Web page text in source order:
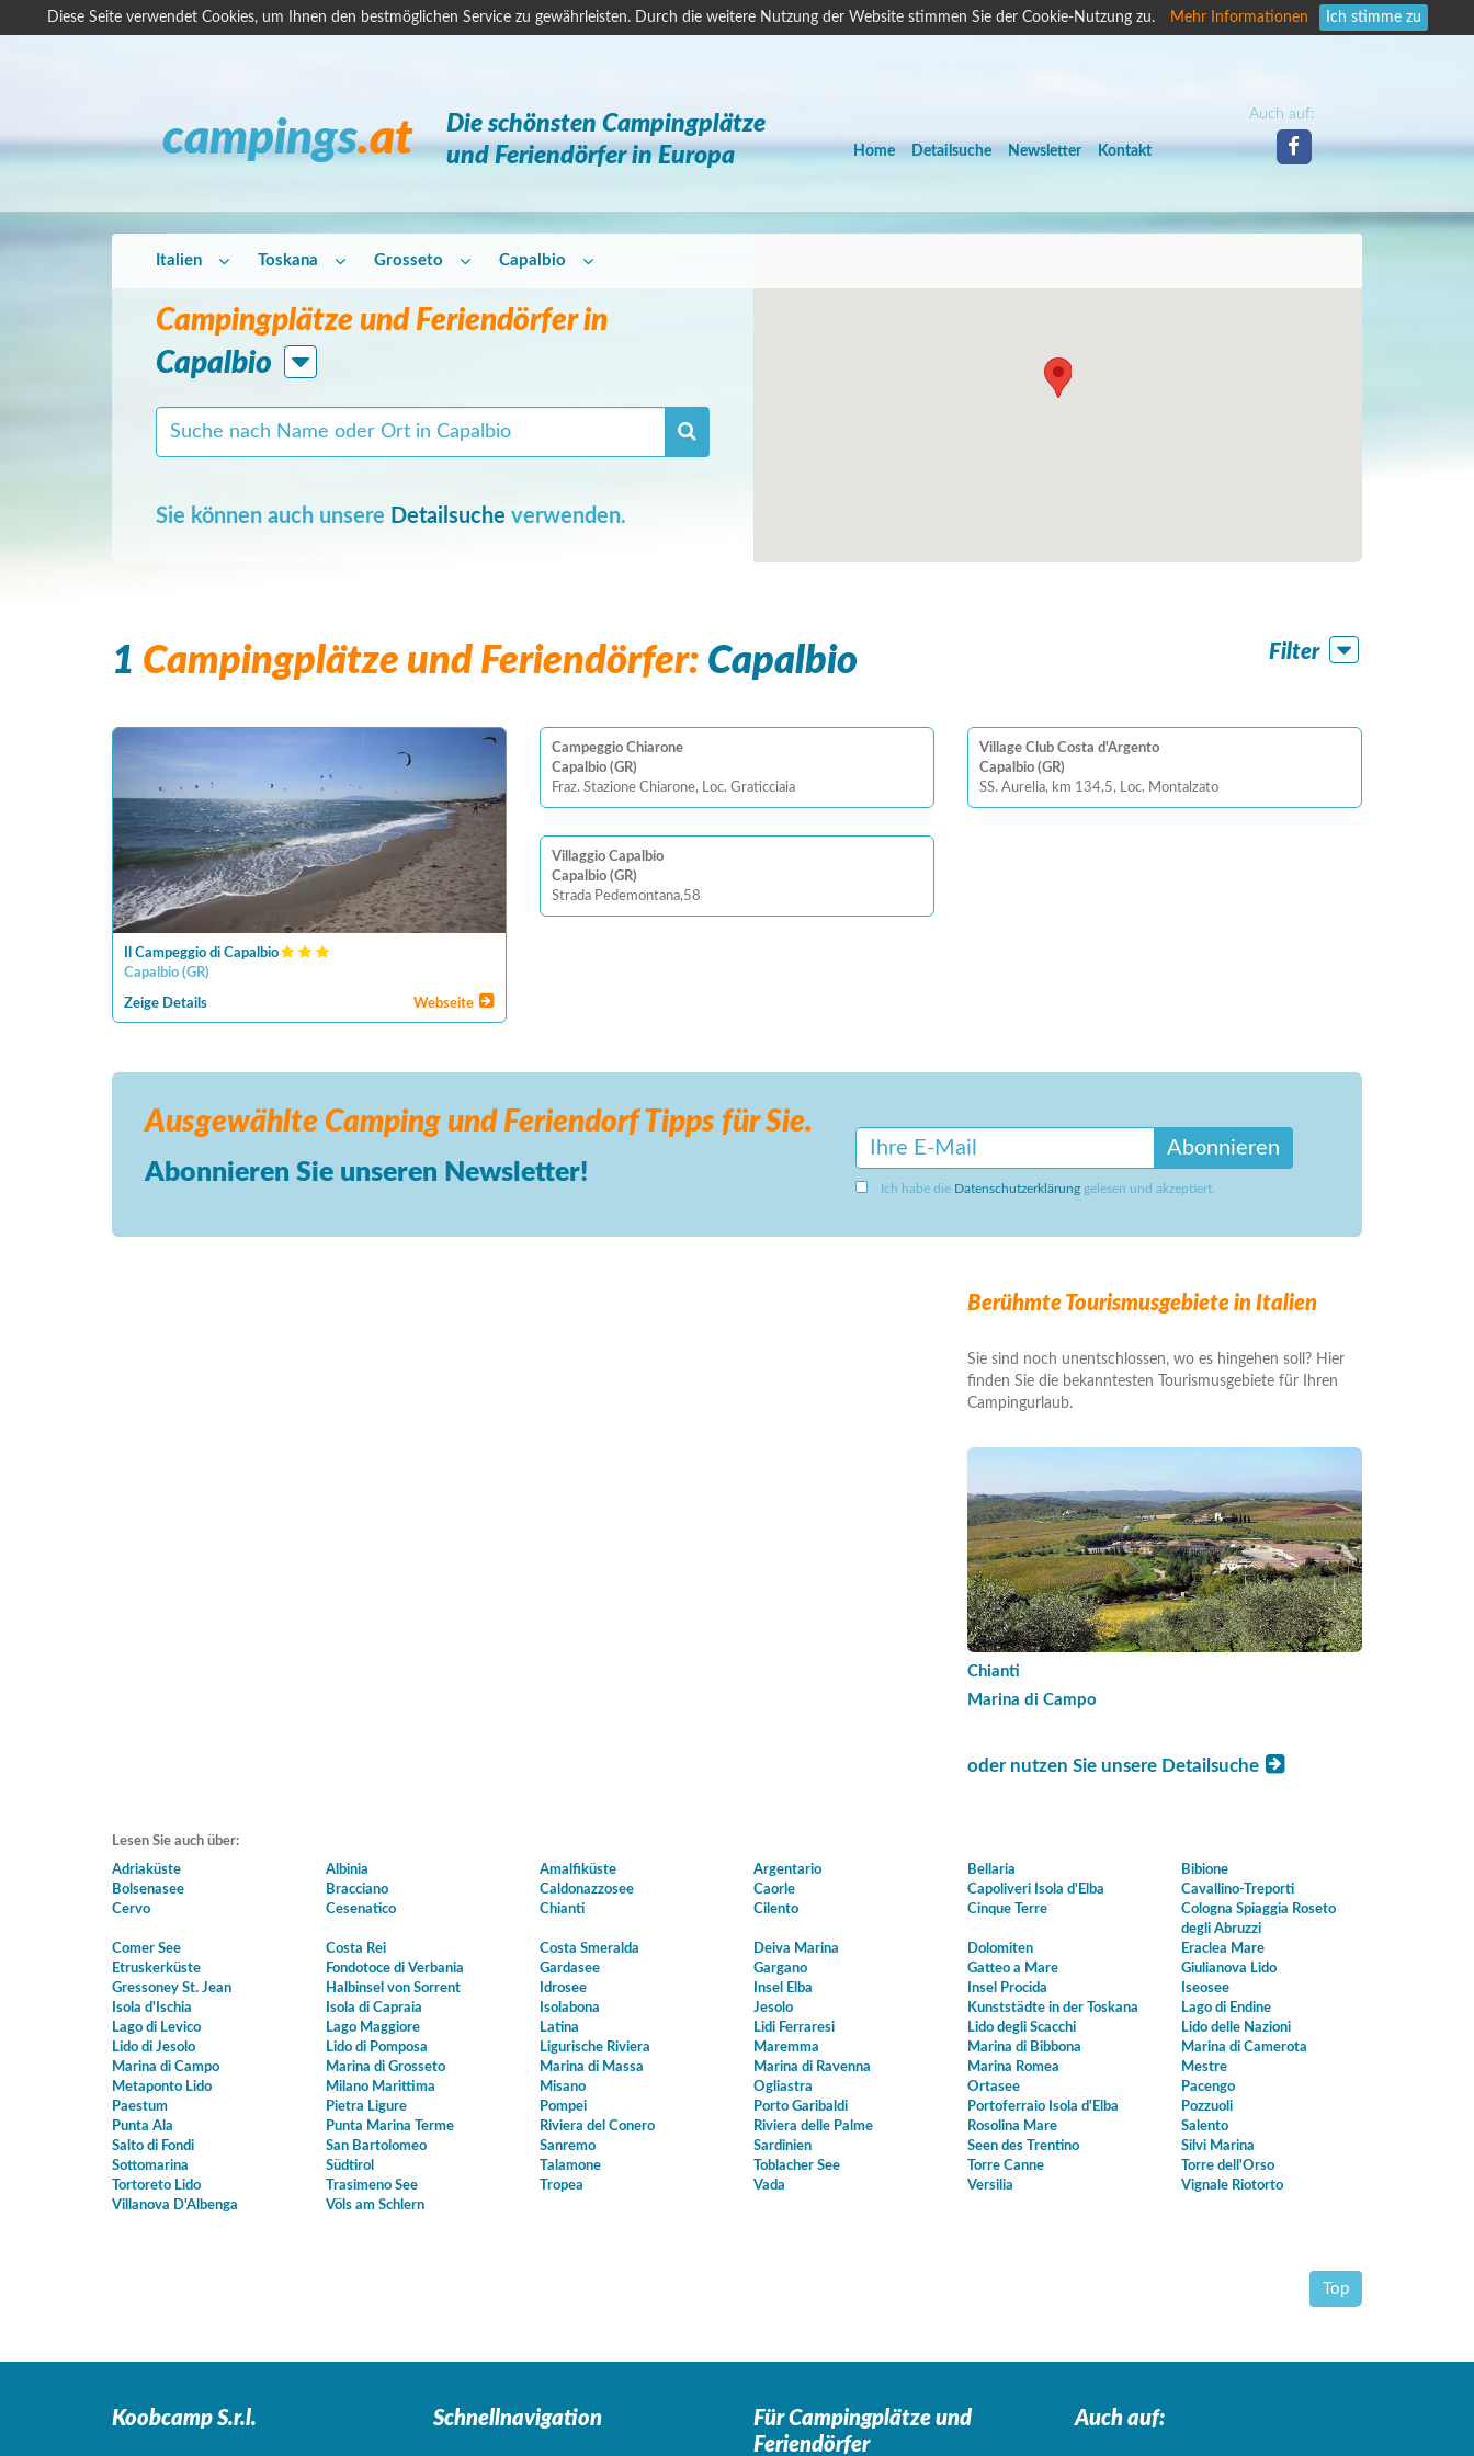
Diese Seite verwendet Cookies, um Ihnen den bestmöglichen Service zu gewährleisten. Durch die weitere Nutzung der Website stimmen Sie der Cookie-Nutzung zu. Mehr Informationen Ich stimme zu
campings.at
Die schönsten Campingplätze
und Feriendörfer in Europa
Home Detailsuche Newsletter Kontakt
Auch auf:
Campingplätze und Feriendörfer in
Capalbio
Sie können auch unsere Detailsuche verwenden.
Italien Toskana Grosseto Capalbio
1 Campingplätze und Feriendörfer: Capalbio Filter
Il Campeggio di Capalbio
Capalbio (GR)
Zeige Details Webseite
Campeggio Chiarone
Capalbio (GR)
Fraz. Stazione Chiarone, Loc. Graticciaia
Village Club Costa d'Argento
Capalbio (GR)
SS. Aurelia, km 134,5, Loc. Montalzato
Villaggio Capalbio
Capalbio (GR)
Strada Pedemontana,58
Ausgewählte Camping und FeriendorfTipps für Sie.
Abonnieren Sie unseren Newsletter!
Abonnieren
Ich habe die Datenschutzerklärunggelesen und akzeptiert.
Berühmte Tourismusgebiete in Italien
Sie sind noch unentschlossen, wo es hingehen soll? Hier
finden Sie die bekanntesten Tourismusgebiete für Ihren
Campingurlaub.
Chianti
Marina di Campo
oder nutzen Sie unsere Detailsuche
Lesen Sie auch über:
Adriaküste
Albinia Amalfiküste Argentario Bellaria
Bibione
Bolsenasee
Bracciano Caldonazzosee Caorle Capoliveri Isola d'Elba
Cavallino-Treporti
Cervo
Cesenatico Chianti Cilento Cinque Terre
Cologna Spiaggia Roseto
degli Abruzzi
Comer See
Costa Rei Costa Smeralda Deiva Marina Dolomiten
Eraclea Mare
Etruskerküste
Fondotoce di Verbania Gardasee Gargano Gatteo a Mare
Giulianova Lido
Gressoney St. Jean
Halbinsel von Sorrent Idrosee Insel Elba Insel Procida
Iseosee
Isola d'Ischia
Isola di Capraia Isolabona Jesolo Kunststädte in der Toskana
Lago di Endine
Lago di Levico
Lago Maggiore Latina Lidi Ferraresi Lido degli Scacchi
Lido delle Nazioni
Lido di Jesolo
Lido di Pomposa Ligurische Riviera Maremma Marina di Bibbona
Marina di Camerota
Marina di Campo
Marina di Grosseto Marina di Massa Marina di Ravenna Marina Romea
Mestre
Metaponto Lido
Milano Marittima Misano Ogliastra Ortasee
Pacengo
Paestum
Pietra Ligure Pompei Porto Garibaldi Portoferraio Isola d'Elba
Pozzuoli
Punta Ala
Punta Marina Terme Riviera del Conero Riviera delle Palme Rosolina Mare
Salento
Salto di Fondi
San Bartolomeo Sanremo Sardinien Seen des Trentino
Silvi Marina
Sottomarina
Südtirol Talamone Toblacher See Torre Canne
Torre dell'Orso
Tortoreto Lido
Trasimeno See Tropea Vada Versilia
Vignale Riotorto
Villanova D'Albenga
Völs am Schlern
Top
Koobcamp S.r.l. Schnellnavigation Für Campingplätze und
Feriendörfer
Auch auf: